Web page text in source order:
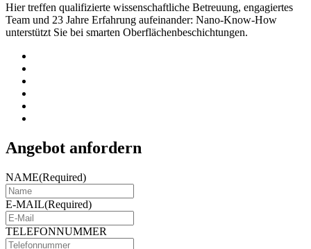
Hier treffen qualifizierte wissenschaftliche Betreuung, engagiertes
Team und 23 Jahre Erfahrung aufeinander: Nano-Know-How
unterstützt Sie bei smarten Oberflächenbeschichtungen.
Angebot anfordern
NAME(Required)
E-MAIL(Required)
TELEFONNUMMER